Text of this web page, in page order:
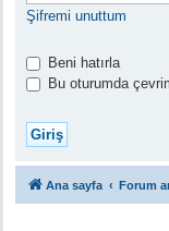
Şifremi unuttum
Beni hatırla
Bu oturumda
Ana sayfa Forum